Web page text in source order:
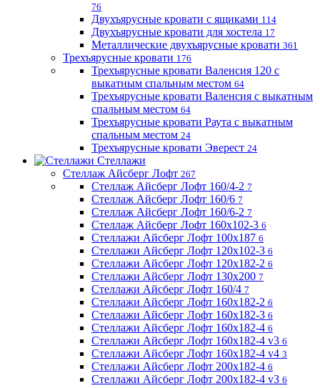
76
Двухъярусные кровати с ящиками 114
Двухъярусные кровати для хостела 17
Металлические двухъярусные кровати 361
Трехъярусные кровати 176
Трехъярусные кровати Валенсия 120 с
выкатным спальным местом 64
Трехъярусные кровати Валенсия с выкатным
спальным местом 64
Трехъярусные кровати Раута с выкатным
спальным местом 24
Трехъярусные кровати Эверест 24
Стеллажи
Стеллаж Айсберг Лофт 267
Стеллаж Айсберг Лофт 160/4-2 7
Стеллаж Айсберг Лофт 160/6 7
Стеллаж Айсберг Лофт 160/6-2 7
Стеллаж Айсберг Лофт 160х102-3 6
Стеллажи Айсберг Лофт 100х187 6
Стеллажи Айсберг Лофт 120х102-3 6
Стеллажи Айсберг Лофт 120х182-2 6
Стеллажи Айсберг Лофт 130х200 7
Стеллажи Айсберг Лофт 160/4 7
Стеллажи Айсберг Лофт 160х182-2 6
Стеллажи Айсберг Лофт 160х182-3 6
Стеллажи Айсберг Лофт 160х182-4 6
Стеллажи Айсберг Лофт 160х182-4 v3 6
Стеллажи Айсберг Лофт 160х182-4 v4 3
Стеллажи Айсберг Лофт 200х182-4 6
Стеллажи Айсберг Лофт 200х182-4 v3 6